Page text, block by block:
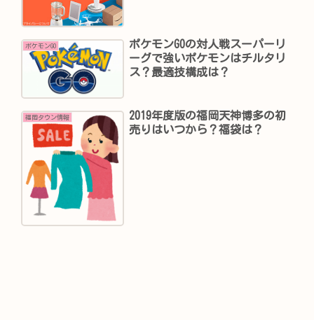
ポケモンGO
ポケモンGOの対人戦スーパーリ
ーグで強いポケモンはチルタリ
ス？最適技構成は？
福岡タウン情報
2019年度版の福岡天神博多の初
売りはいつから？福袋は？